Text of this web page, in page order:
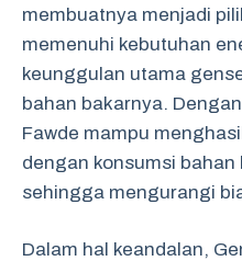
membuatnya menjadi
memenuhi kebutuhan
keunggulan utama
bahan bakarnya.
Fawde mampu
dengan konsumsi
sehingga mengurangi
Dalam hal keandalan,